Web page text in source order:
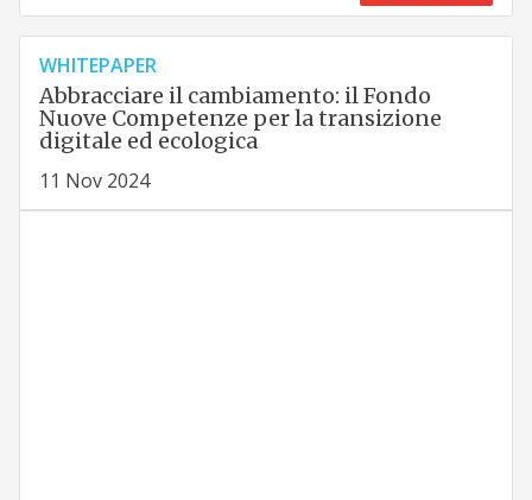
WHITEPAPER
Abbracciare il cambiamento: il Fondo
Nuove Competenze per la transizione
digitale ed ecologica
11 Nov 2024